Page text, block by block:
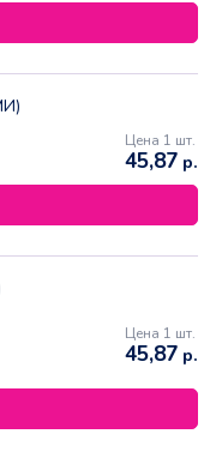
Цена 1 шт.
45,87 р.
Цена 1 шт.
45,87 р.